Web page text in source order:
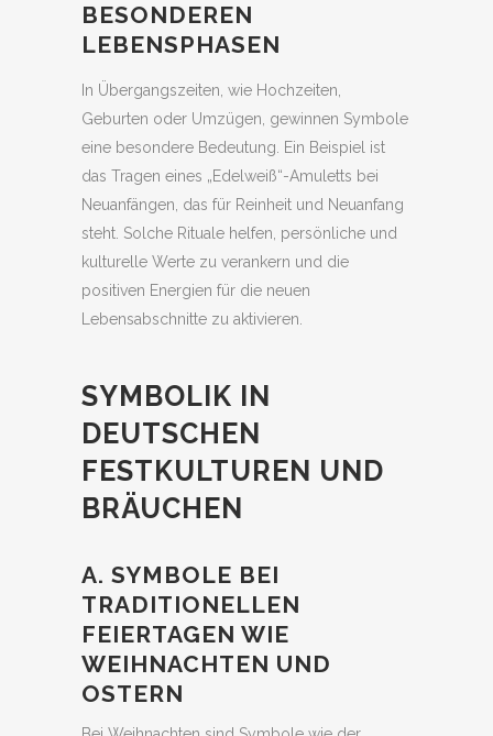
BESONDEREN
LEBENSPHASEN
In Übergangszeiten, wie Hochzeiten,
Geburten oder Umzügen, gewinnen Symbole
eine besondere Bedeutung. Ein Beispiel ist
das Tragen eines „Edelweiß“-Amuletts bei
Neuanfängen, das für Reinheit und Neuanfang
steht. Solche Rituale helfen, persönliche und
kulturelle Werte zu verankern und die
positiven Energien für die neuen
Lebensabschnitte zu aktivieren.
SYMBOLIK IN
DEUTSCHEN
FESTKULTUREN UND
BRÄUCHEN
A. SYMBOLE BEI
TRADITIONELLEN
FEIERTAGEN WIE
WEIHNACHTEN UND
OSTERN